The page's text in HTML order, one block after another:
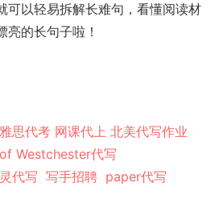
可以轻易拆解长难句，看懂阅读材
的长句子啦！
雅思代考 网课代上 北美代写作业
Westchester代写
代写 写手招聘 paper代写